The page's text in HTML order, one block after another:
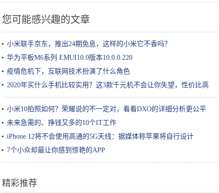
您可能感兴趣的文章
小米联手京东，推出24期免息，这样的小米它不香吗？
华为平板M6系列 EMUI10.0版本10.0.0.220
疫情危机下，互联网技术扮演了什么角色
2020年买什么手机比较实用？这3款千元机不会让你失望，性价比高
小米10拍照如何？荣耀说的不一定对，看看DXO的详细分析更公平
未来急需的、挣钱又多的10个IT工作
iPhone 12将不会使用高通的5G天线：据媒体称苹果将自行设计
7个小众却最让你感到惊艳的APP
精彩推荐